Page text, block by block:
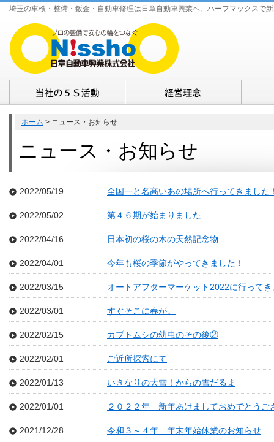
埼玉の車検・整備・鈑金・自動車修理は日章自動車興業へ。ハーフマックスで
ホーム > ニュース・お知らせ
ニュース・お知らせ
2022/05/19 全国一と名高いあの場所へ行ってきました
2022/05/02 第４６期が始まりました
2022/04/16 日本初の桜の木の天然記念物
2022/04/01 今年も桜の季節がやってきました！
2022/03/15 オートアフターマーケット2022に行って
2022/03/01 すぐそこに春が。
2022/02/15 カブトムシの幼虫のその後②
2022/02/01 ご近所探索にて
2022/01/13 いきなりの大雪！からの雪だるま
2022/01/01 ２０２２年 新年あけましておめでとうご
2021/12/28 令和３～４年 年末年始休業のお知らせ